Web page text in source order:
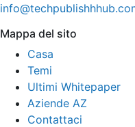
Mappa del sito
Casa
Temi
Ultimi Whitepaper
Aziende AZ
Contattaci